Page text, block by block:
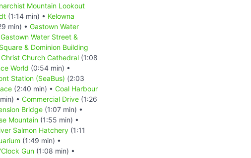
Mountain Lookout
(1:14 min) • Kelowna
min) • Gastown Water
Gastown Water Street &
& Dominion Building
Christ Church Cathedral (1:08
World (0:54 min) •
Station (SeaBus) (2:03
(2:40 min) • Coal Harbour
• Commercial Drive (1:26
Bridge (1:07 min) •
Mountain (1:55 min) •
Salmon Hatchery (1:11
(1:49 min) •
Gun (1:08 min) •